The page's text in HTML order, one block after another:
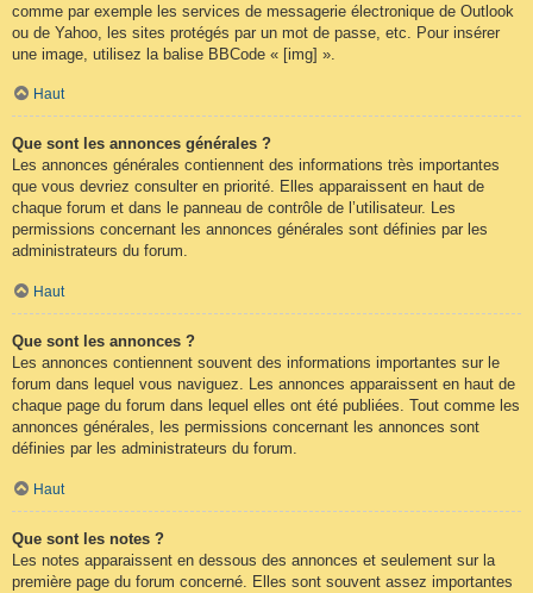
comme par exemple les services de messagerie électronique de Outlook
ou de Yahoo, les sites protégés par un mot de passe, etc. Pour insérer
une image, utilisez la balise BBCode « [img] ».
Haut
Que sont les annonces générales ?
Les annonces générales contiennent des informations très importantes
que vous devriez consulter en priorité. Elles apparaissent en haut de
chaque forum et dans le panneau de contrôle de l’utilisateur. Les
permissions concernant les annonces générales sont définies par les
administrateurs du forum.
Haut
Que sont les annonces ?
Les annonces contiennent souvent des informations importantes sur le
forum dans lequel vous naviguez. Les annonces apparaissent en haut de
chaque page du forum dans lequel elles ont été publiées. Tout comme les
annonces générales, les permissions concernant les annonces sont
définies par les administrateurs du forum.
Haut
Que sont les notes ?
Les notes apparaissent en dessous des annonces et seulement sur la
première page du forum concerné. Elles sont souvent assez importantes